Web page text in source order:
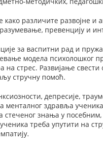
различите развојне
превенцију и
за васпитни рад и
модела
на стрес. Развијање
стручну помоћ.
депресије,
менталног здравља
стеченог знања у
треба упутити на